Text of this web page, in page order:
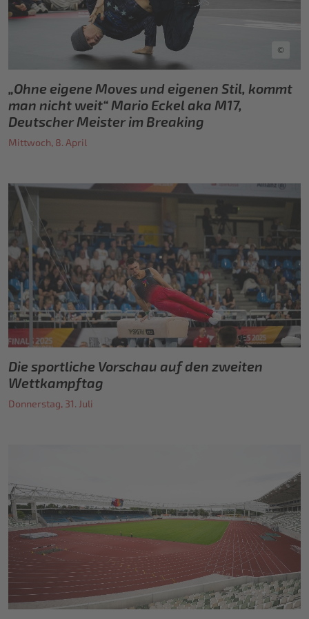
©
„Ohne eigene Moves und eigenen Stil, kommt
man nicht weit“ Mario Eckel aka M17,
Deutscher Meister im Breaking
Mittwoch, 8. April
Die sportliche Vorschau auf den zweiten
Wettkampftag
Donnerstag, 31. Juli